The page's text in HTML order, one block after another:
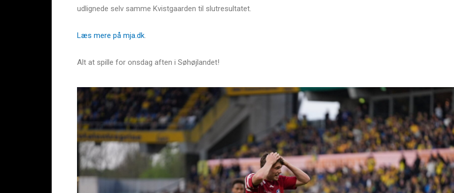
udlignede selv samme Kvistgaarden til slutresultatet.
Læs mere på mja.dk.
Alt at spille for onsdag aften i Søhøjlandet!